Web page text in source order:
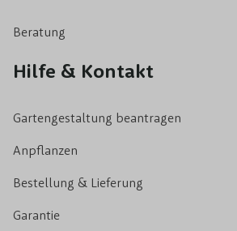
Beratung
Hilfe & Kontakt
Gartengestaltung beantragen
Anpflanzen
Bestellung & Lieferung
Garantie